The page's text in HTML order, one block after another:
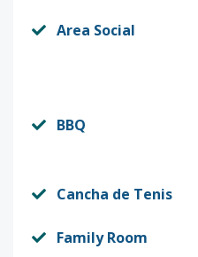
Area Social
BBQ
Cancha de Tenis
Family Room